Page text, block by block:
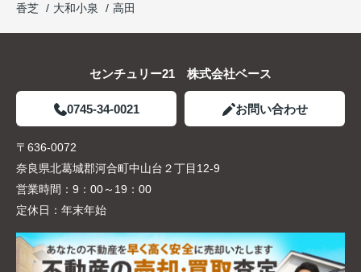
香芝
大和小泉 高田
センチュリー21 株式会社ベース
0745-34-0021 お問い合わせ
〒636-0072
奈良県北葛城郡河合町中山台２丁目12-9
営業時間： 9：00～19：00
定休日： 年末年始